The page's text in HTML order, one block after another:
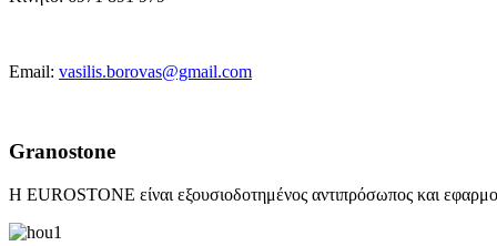
Email: vasilis.borovas@gmail.com
Granostone
Η EUROSTONE είναι εξουσιοδοτημένος αντιπρόσωπος και